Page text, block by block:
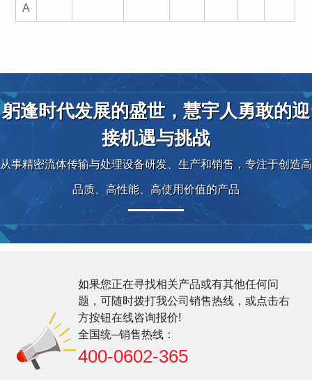
A
躬逢时代发展的盛世，慧宇人勇敢的迎
接机遇与挑战
从事精密流体传输与处理设备研发、生产和销售，专注于创造高
品质、高性能、高使用价值的产品
如果您正在寻找相关产品或有其他任何问
题，可随时拨打我公司销售热线，或点击右
方按钮在线咨询报价!
全国统─销售热线：
400-0602-365